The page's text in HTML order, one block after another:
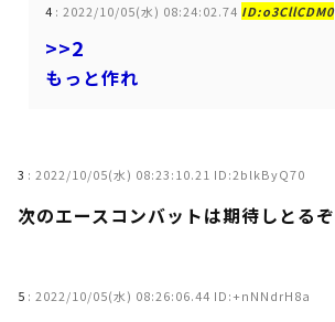
4 : 2022/10/05(水) 08:24:02.74 ID:o3CllCDM0
>>2
もっと作れ
3 : 2022/10/05(水) 08:23:10.21 ID:2blkByQ70
次のエースコンバットは期待しとるぞ
5 : 2022/10/05(水) 08:26:06.44 ID:+nNNdrH8a